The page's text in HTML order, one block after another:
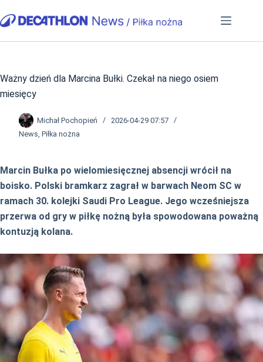
do
Ważny dzień dla Marcina Bułki. Czekał na niego osiem
miesięcy
Michał Pochopień
2026-04-29 07:57
News, Piłka nożna
Marcin Bułka po wielomiesięcznej absencji wrócił na
boisko. Polski bramkarz zagrał w barwach Neom SC w
ramach 30. kolejki Saudi Pro League. Jego wcześniejsza
przerwa od gry w piłkę nożną była spowodowana poważną
kontuzją kolana.